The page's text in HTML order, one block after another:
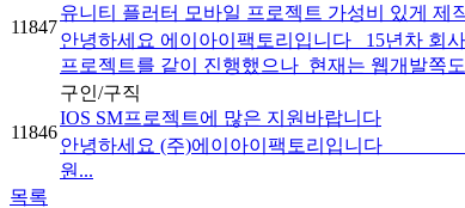
11847
유니티 플러터 모바일 프로젝트 가성비 있게 제
안녕하세요 에이아이팩토리입니다 15년차 회
프로젝트를 같이 진행했으나 현재는 웹개발쪽
11846
구인/구직
IOS SM프로젝트에 많은 지원바랍니다
안녕하세요 (주)에이아
원...
목록